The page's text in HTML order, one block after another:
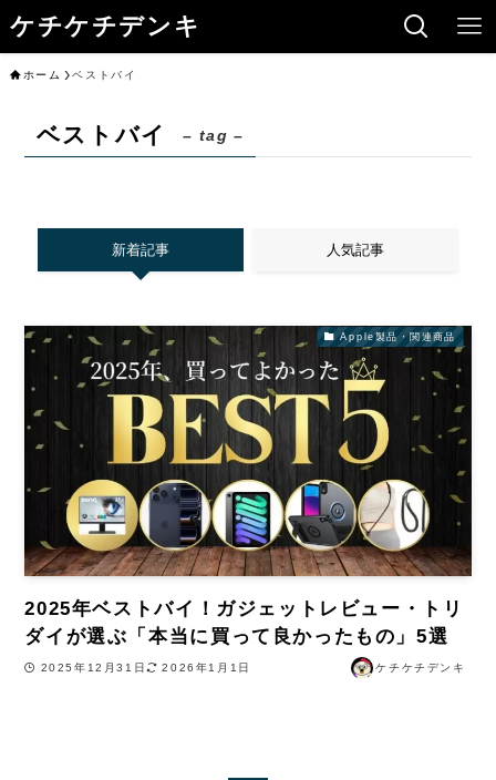
ケチケチデンキ
ホーム ベストバイ
ベストバイ – tag –
新着記事 人気記事
Apple製品・関連商品
2025年ベストバイ！ガジェットレビュー・トリ
ダイが選ぶ「本当に買って良かったもの」5選
2025年12月31日 2026年1月1日 ケチケチデンキ